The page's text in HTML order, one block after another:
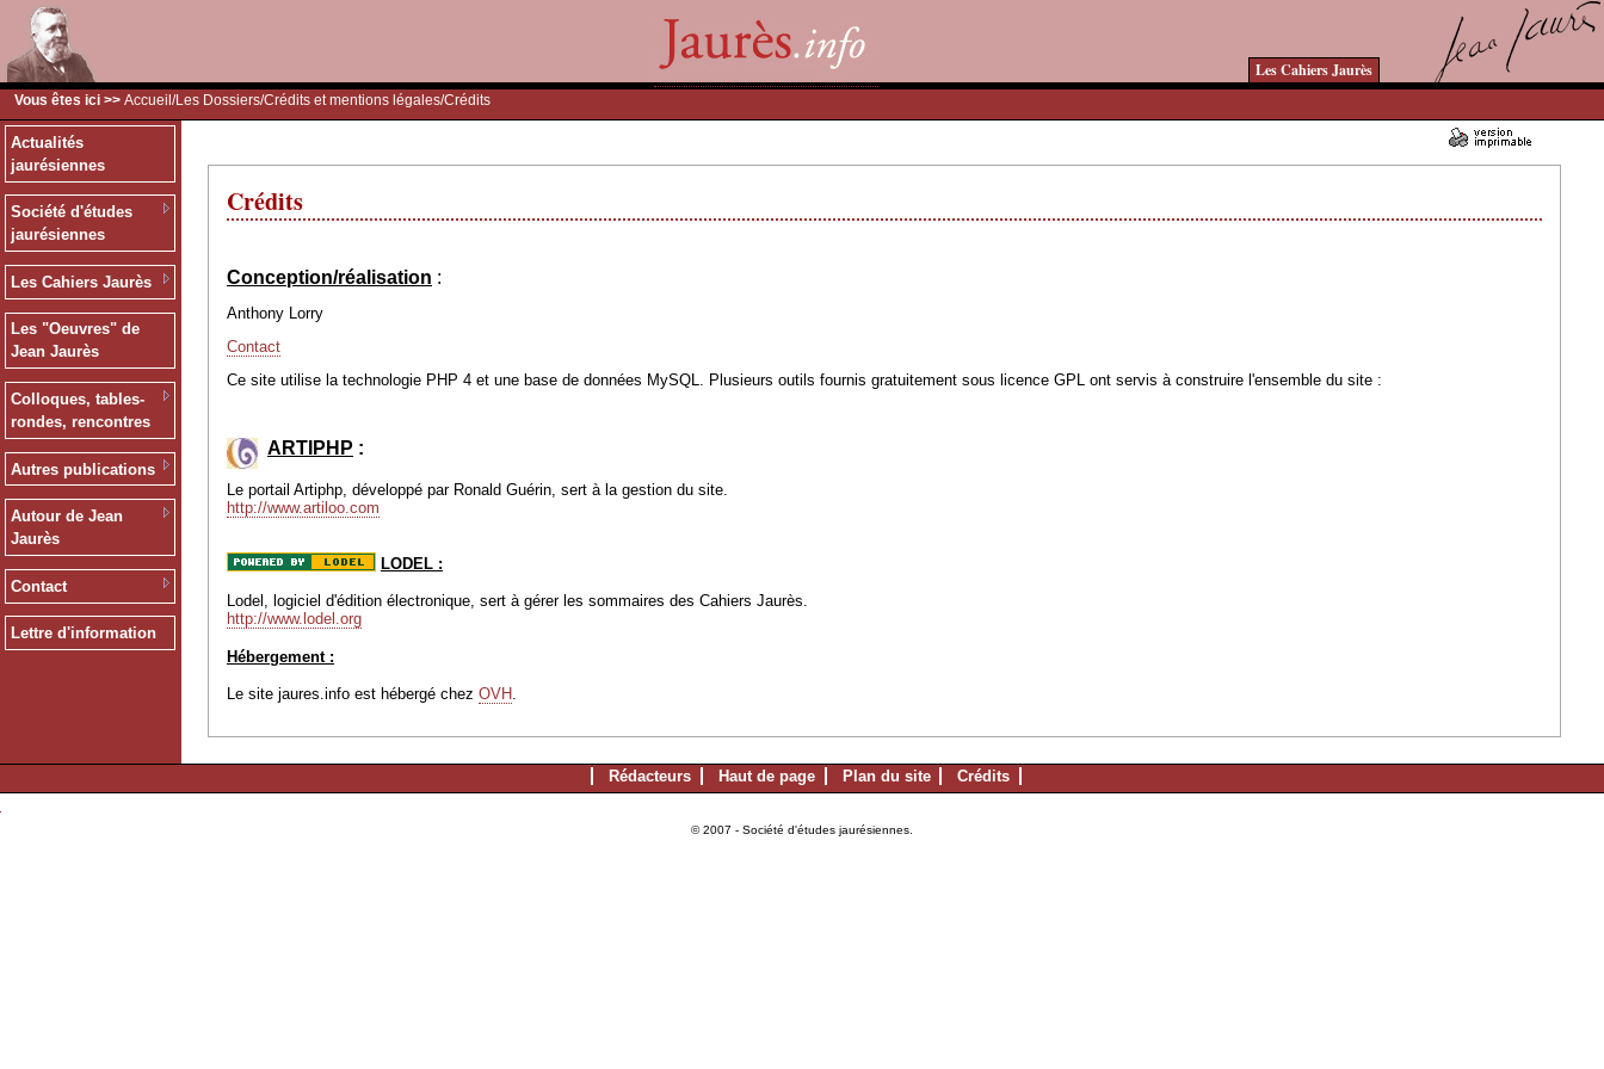
Les Cahiers Jaurès
Vous êtes ici >> Accueil /Les Dossiers/Crédits et mentions légales/Crédits
Actualités
jaurésiennes
Société d'études
jaurésiennes
Les Cahiers Jaurès
Les "Oeuvres" de
Jean Jaurès
Colloques, tables-
rondes, rencontres
Autres publications
Autour de Jean
Jaurès
Contact
Lettre d'information
Crédits
Conception/réalisation :
Anthony Lorry
Contact
Ce site utilise la technologie PHP 4 et une base de données MySQL. Plusieurs outils fournis gratuitement sous licence GPL ont servis à construire l'ensemble du site :
ARTIPHP :
Le portail Artiphp, développé par Ronald Guérin, sert à la gestion du site.
http://www.artiloo.com
LODEL :
Lodel, logiciel d'édition électronique, sert à gérer les sommaires des Cahiers Jaurès.
http://www.lodel.org
Hébergement :
Le site jaures.info est hébergé chez OVH
Rédacteurs Haut de page Plan du site Crédits
© 2007 - Société d'études jaurésiennes.